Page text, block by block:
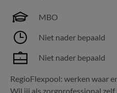
MBO
Niet nader bepaald
Niet nader bepaald
RegioFlexpool: werken waar
Wil jij als zorgprofessional zelf